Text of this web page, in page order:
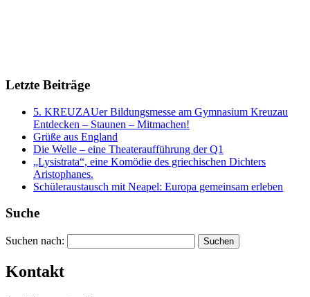
Letzte Beiträge
5. KREUZAUer Bildungsmesse am Gymnasium Kreuzau
Entdecken – Staunen – Mitmachen!
Grüße aus England
Die Welle – eine Theateraufführung der Q1
„Lysistrata“, eine Komödie des griechischen Dichters
Aristophanes.
Schüleraustausch mit Neapel: Europa gemeinsam erleben
Suche
Suchen nach:
Kontakt